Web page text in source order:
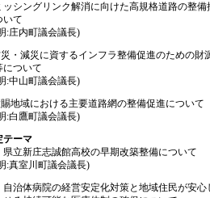
ッシングリンク解消に向けた高規格道路の整備
いて
:庄内町議会議長)
・減災に資するインフラ整備促進のための財
について
:中山町議会議長)
地域における主要道路網の整備促進について
:白鷹町議会議長)
テーマ
県立新庄志誠館高校の早期改築整備について
:真室川町議会議長)
自治体病院の経営安定化対策と地域住民が安心